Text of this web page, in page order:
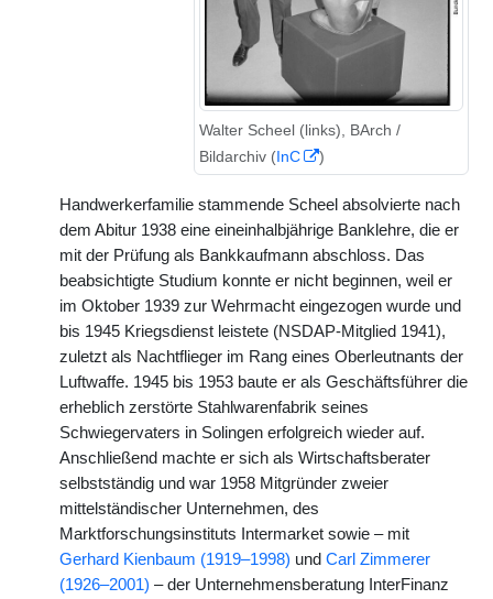
Walter Scheel (links), BArch /
Bildarchiv (InC )
Handwerkerfamilie stammende Scheel absolvierte nach
dem Abitur 1938 eine eineinhalbjährige Banklehre, die er
mit der Prüfung als Bankkaufmann abschloss. Das
beabsichtigte Studium konnte er nicht beginnen, weil er
im Oktober 1939 zur Wehrmacht eingezogen wurde und
bis 1945 Kriegsdienst leistete (NSDAP-Mitglied 1941),
zuletzt als Nachtflieger im Rang eines Oberleutnants der
Luftwaffe. 1945 bis 1953 baute er als Geschäftsführer die
erheblich zerstörte Stahlwarenfabrik seines
Schwiegervaters in Solingen erfolgreich wieder auf.
Anschließend machte er sich als Wirtschaftsberater
selbstständig und war 1958 Mitgründer zweier
mittelständischer Unternehmen, des
Marktforschungsinstituts Intermarket sowie – mit
Gerhard Kienbaum (1919–1998) und Carl Zimmerer
(1926–2001) – der Unternehmensberatung InterFinanz